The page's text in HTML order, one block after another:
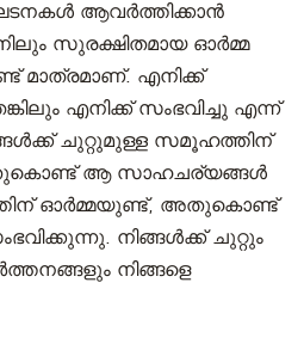
ഘടനകൾ ആവർത്തിക്കാൻ
സുരക്ഷിതമായ ഓർമ്മ
മാത്രമാണ്. എനിക്ക്
എനിക്ക് സംഭവിച്ചു എന്ന്
ചുറ്റുമുള്ള സമൂഹത്തിന്
ആ സാഹചര്യങ്ങൾ
ഓർമ്മയുണ്ട്, അതുകൊണ്ട്
നിങ്ങൾക്ക് ചുറ്റും
നിങ്ങളെ